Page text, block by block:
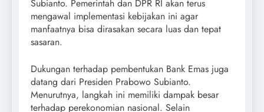
Subianto. Pemerintah dan DPR RI akan terus
mengawal implementasi kebijakan ini agar
manfaatnya bisa dirasakan secara luas dan tepat
sasaran.
Dukungan terhadap pembentukan Bank Emas juga
datang dari Presiden Prabowo Subianto.
Menurutnya, langkah ini memiliki dampak besar
terhadap perekonomian nasional. Selain